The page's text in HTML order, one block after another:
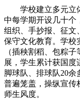
学校建立多元立体
中每学期开设几十个
组织、手抄报、征文
保守文化教育。学校
（插秧割稻、包粽
展，学生累计获国度
脚球队、排球队20
普遍笼盖，操纵宣传
师生风度。